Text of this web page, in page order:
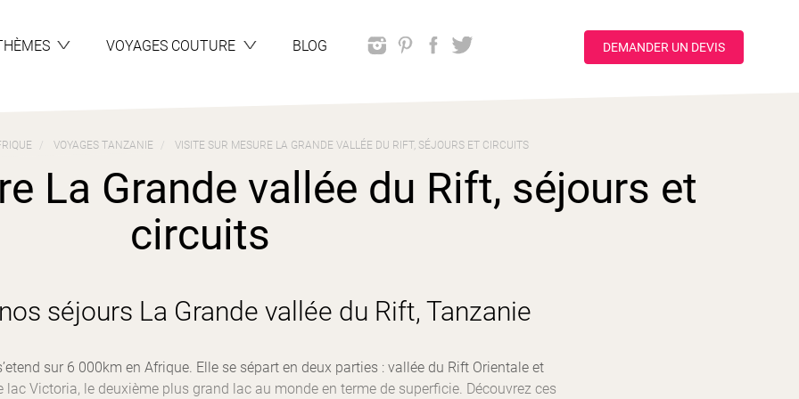
VOYAGES COUTURE BLOG DEMANDER UN DEVIS
VOYAGES TANZANIE VISITE SUR MESURE LA GRANDE VALLÉE DU RIFT, SÉJOURS ET CIRCUITS
La Grande vallée du Rift, séjours et
circuits
séjours La Grande vallée du Rift, Tanzanie
sur 6 000km en Afrique. Elle se sépart en deux parties : vallée du Rift Orientale et
lac Victoria, le deuxième plus grand lac au monde en terme de superficie. Découvrez ces